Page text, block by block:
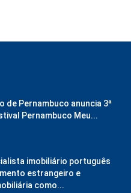
de Pernambuco anuncia 3ª
Pernambuco Meu...
imobiliário português
estrangeiro e
como...